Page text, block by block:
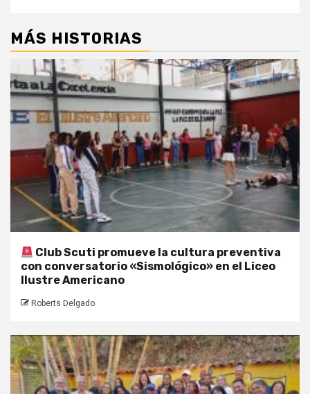
MÁS HISTORIAS
Club Scuti promueve la cultura preventiva
con conversatorio «Sismológico» en el Liceo
Ilustre Americano
Roberts Delgado